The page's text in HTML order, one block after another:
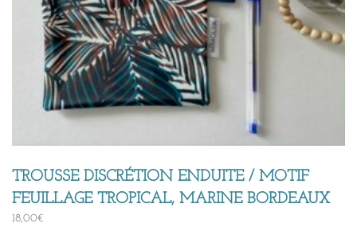
TROUSSE DISCRÉTION ENDUITE / MOTIF
FEUILLAGE TROPICAL, MARINE BORDEAUX
18,00€